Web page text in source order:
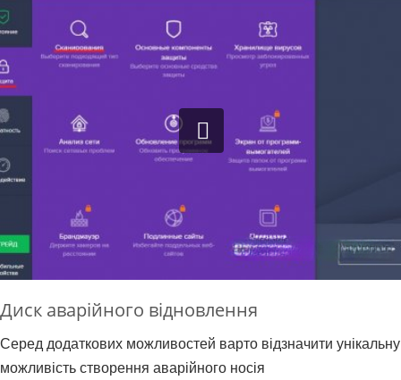
Диск аварійного відновлення
Серед додаткових можливостей варто відзначити унікальну
можливість створення аварійного носія